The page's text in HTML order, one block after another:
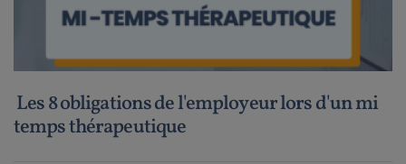
Les 8 obligations de l'employeur lors d'un mi
temps thérapeutique